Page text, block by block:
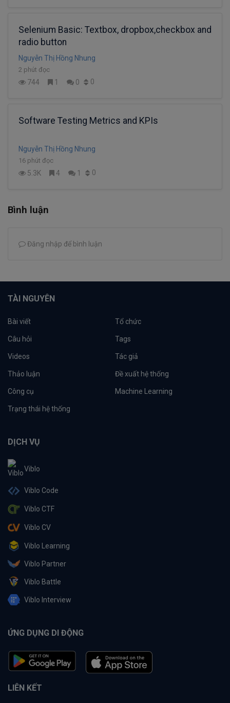
Selenium Basic: Textbox, dropbox,checkbox and
radio button
Nguyễn Thị Hồng Nhung
2 phút đọc
744 1 0 0
Software Testing Metrics and KPIs
Nguyễn Thị Hồng Nhung
16 phút đọc
5.3K 4 1 0
Bình luận
Đăng nhập để bình luận
TÀI NGUYÊN
Bài viết Tổ chức
Câu hỏi Tags
Videos Tác giả
Thảo luận Đề xuất hệ thống
Công cụ Machine Learning
Trạng thái hệ thống
DỊCH VỤ
Viblo
Viblo Code
Viblo CTF
Viblo CV
Viblo Learning
Viblo Partner
Viblo Battle
Viblo Interview
ỨNG DỤNG DI ĐỘNG
LIÊN KẾT